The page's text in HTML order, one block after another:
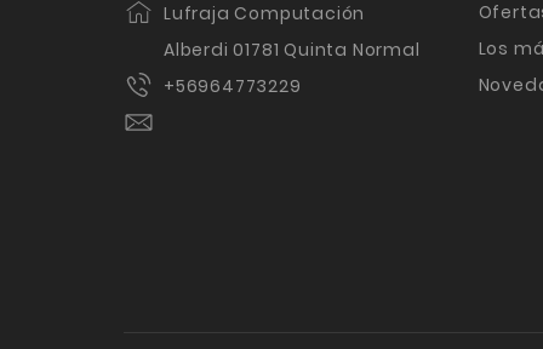
Lufraja Computación
Alberdi 01781 Quinta Normal
+56964773229
Los